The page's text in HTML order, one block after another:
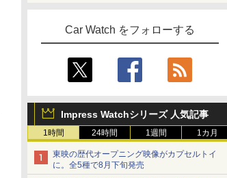
Car Watch をフォローする
Impress Watchシリーズ 人気記事
1時間 24時間 1週間 1カ月
東映の歴代オープニング映像がカプセルトイ
に。全5種で8月下旬発売